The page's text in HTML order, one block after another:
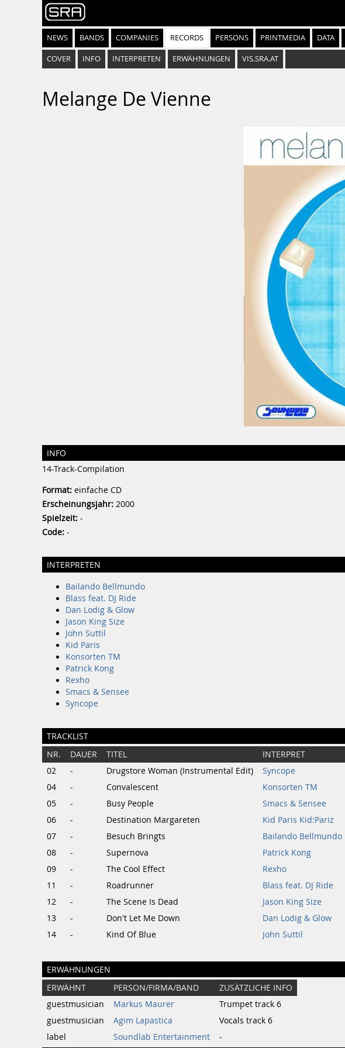
NEWS BANDS COMPANIES RECORDS PERSONS PRINTMEDIA DATA
COVER INFO INTERPRETEN ERWÄHNUNGEN VIS.SRA.AT
Melange De Vienne
INFO
14-Track-Compilation
Format: einfache CD
Erscheinungsjahr: 2000
Spielzeit: -
Code: -
INTERPRETEN
Bailando Bellmundo
Blass feat. DJ Ride
Dan Lodig & Glow
Jason King Size
John Suttil
Kid Paris
Konsorten TM
Patrick Kong
Rexho
Smacs & Sensee
Syncope
TRACKLIST
NR. DAUER TITEL INTERPRET
02
- Drugstore Woman (Instrumental Edit) Syncope
04
- Convalescent Konsorten TM
05
- Busy People Smacs & Sensee
06
- Destination Margareten Kid Paris Kid:Pariz
07
- Besuch Bringts Bailando Bellmundo
08
- Supernova Patrick Kong
09
- The Cool Effect Rexho
11
- Roadrunner Blass feat. DJ Ride
12
- The Scene Is Dead Jason King Size
13
- Don't Let Me Down Dan Lodig & Glow
14
- Kind Of Blue John Suttil
ERWÄHNUNGEN
ERWÄHNT PERSON/FIRMA/BAND
ZUSÄTZLICHE INFO
guestmusician
Markus Maurer
Trumpet track 6
guestmusician
Agim Lapastica
Vocals track 6
label
Soundlab Entertainment -